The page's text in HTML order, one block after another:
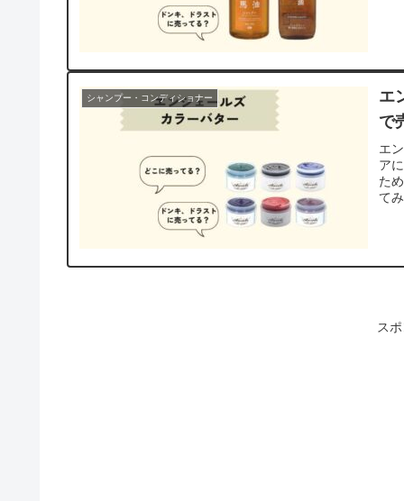
シャンプー・コンディショナー
エ
で
エ
ア
た
て
ス